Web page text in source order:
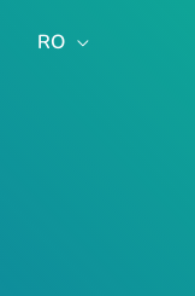
RO